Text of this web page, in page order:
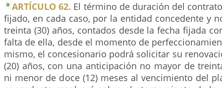
ARTÍCULO 62. El término de duración del
fijado, en cada caso, por la entidad concedente y
treinta (30) años, contados desde la fecha fijada
falta de ella, desde el momento de
mismo, el concesionario podrá solicitar su
(20) años, con una anticipación no mayor de
ni menor de doce (12) meses al vencimiento del